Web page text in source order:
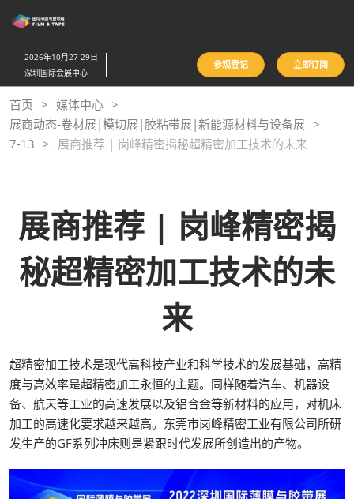
接
跳
至
内
容
2026年10月27-29日
深圳国际会展中心
参观登记 立即订阅
首页
媒体中心
展商动态-卷材展|模切展|胶粘带展|新能源材料与设备展
7-13
展商推荐 | 岗峰精密揭秘超精密加工技术的未来
展商推荐 | 岗峰精密揭
秘超精密加工技术的未
来
超精密加工技术是现代高科技产业和科学技术的发展基础，高精
度与高效率是超精密加工永恒的主题。同样随着汽车、机器设
备、航天等工业的高速发展以及铝合金等新材料的应用，对机床
加工的高速化要求越来越高。东莞市岗峰精密工业有限公司所研
发生产的GF系列冲床则是紧跟时代发展所创造出的产物。